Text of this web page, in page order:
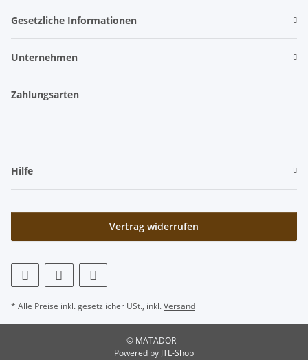
Gesetzliche Informationen
Unternehmen
Zahlungsarten
Hilfe
Vertrag widerrufen
* Alle Preise inkl. gesetzlicher USt., inkl.Versand
© MATADOR
Powered by JTL-Shop